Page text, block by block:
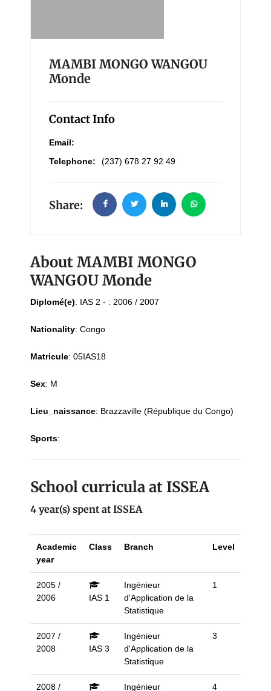
MAMBI MONGO WANGOU
Monde
Contact Info
Email:
Telephone:
(237) 678 27 92 49
Share:
About MAMBI MONGO
WANGOU Monde
Diplomé(e): IAS 2 - : 2006 / 2007
Nationality: Congo
Matricule: 05IAS18
Sex: M
Lieu_naissance: Brazzaville (République du Congo)
Sports:
School curricula at ISSEA
4 year(s) spent at ISSEA
Academic
year
Class Branch Level
2005 /
2006
IAS 1
Ingénieur
d'Application de la
Statistique
1
2007 /
2008
IAS 3
Ingénieur
d'Application de la
Statistique
3
2008 /
Ingénieur
4